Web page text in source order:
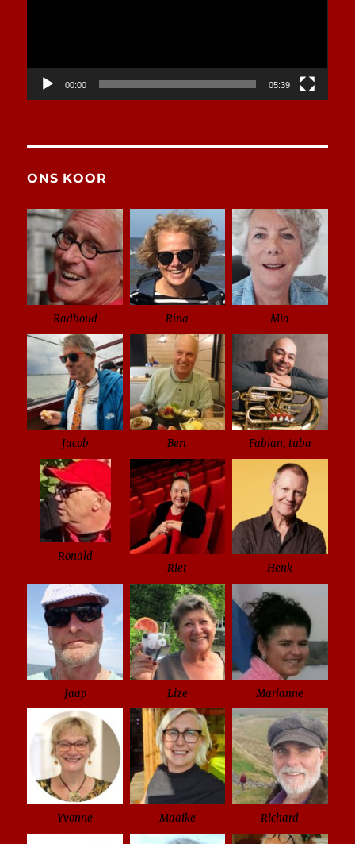
00:00 05:39
ONS KOOR
Radboud Rina Mia
Jacob Bert Fabian, tuba
Ronald
Riet
Henk
Jaap Lize Marianne
Yvonne Maaike Richard